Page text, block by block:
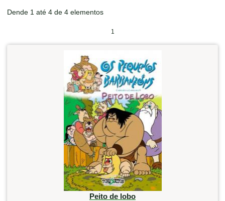
Dende 1 até 4 de 4 elementos
1
Peito de lobo